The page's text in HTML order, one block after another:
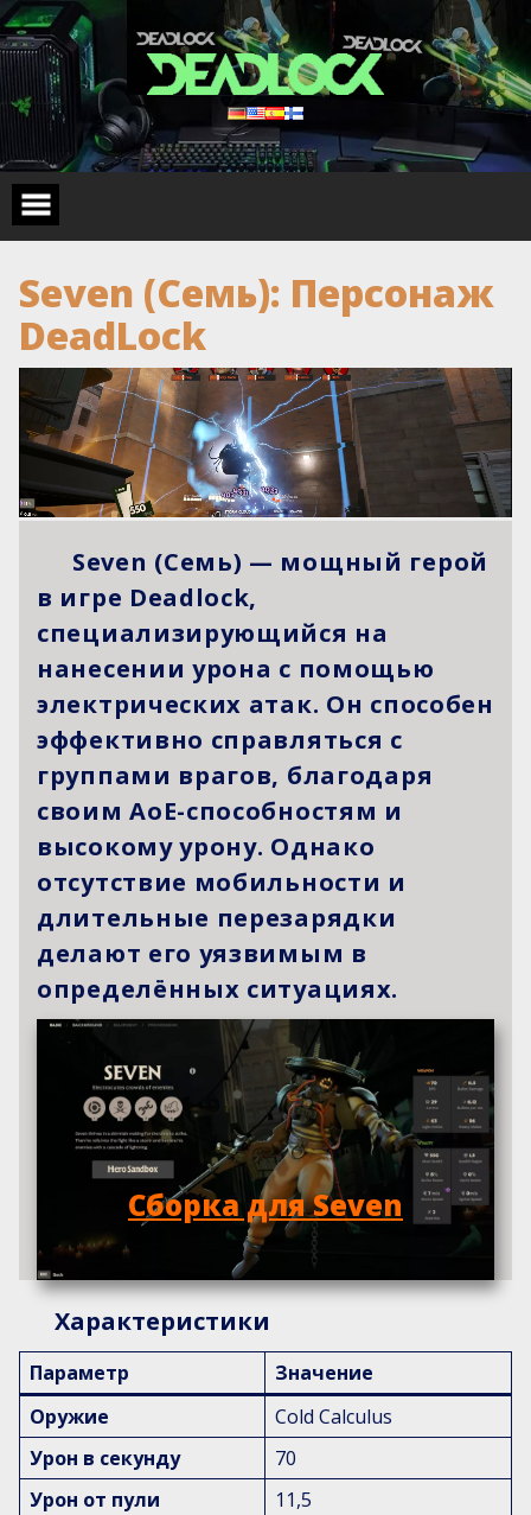
Skip
to
content
Seven (Семь): Персонаж
DeadLock
Seven (Семь) — мощный герой
в игре Deadlock,
специализирующийся на
нанесении урона с помощью
электрических атак. Он способен
эффективно справляться с
группами врагов, благодаря
своим AoE-способностям и
высокому урону. Однако
отсутствие мобильности и
длительные перезарядки
делают его уязвимым в
определённых ситуациях.
Сборка для Seven
Характеристики
Параметр
Значение
Оружие
Cold Calculus
Урон в секунду
70
Урон от пули
11,5